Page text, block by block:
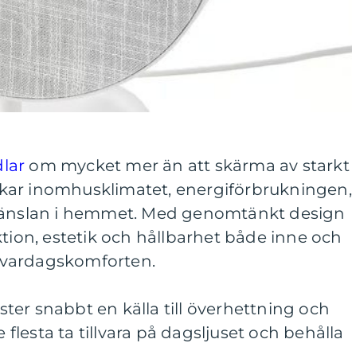
om mycket mer än att skärma av starkt
inomhusklimatet, energiförbrukningen,
i hemmet. Med genomtänkt design
estetik och hållbarhet både inne och
snabbt en källa till överhettning och
ta tillvara på dagsljuset och behålla